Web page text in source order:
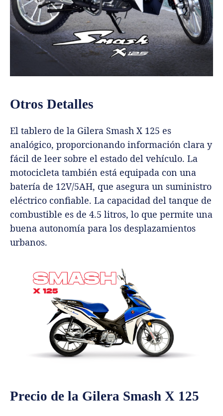
Otros Detalles
El tablero de la Gilera Smash X 125 es
analógico, proporcionando información clara y
fácil de leer sobre el estado del vehículo. La
motocicleta también está equipada con una
batería de 12V/5AH, que asegura un suministro
eléctrico confiable. La capacidad del tanque de
combustible es de 4.5 litros, lo que permite una
buena autonomía para los desplazamientos
urbanos.
Precio de la Gilera Smash X 125